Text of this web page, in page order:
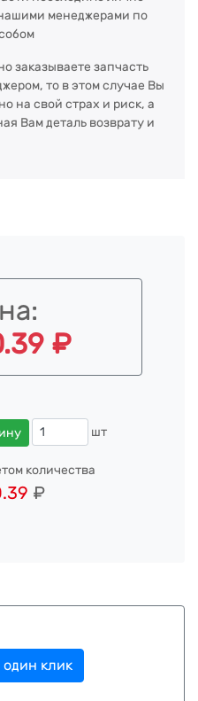
менеджерами по
заказываете запчасть
то в этом случае Вы
на свой страх и риск, а
Вам деталь возврату и
₽
шт
количества
₽
один клик